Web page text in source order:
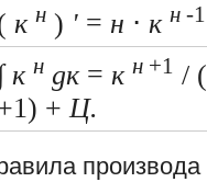
к н ) ' = н ⋅ к н -1
∫ к н дк= к н +1 / (
+ Ц.
производа